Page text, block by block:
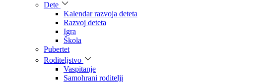
Dete
Kalendar razvoja deteta
Razvoj deteta
Igra
Škola
Pubertet
Roditeljstvo
Vaspitanje
Samohrani roditelji